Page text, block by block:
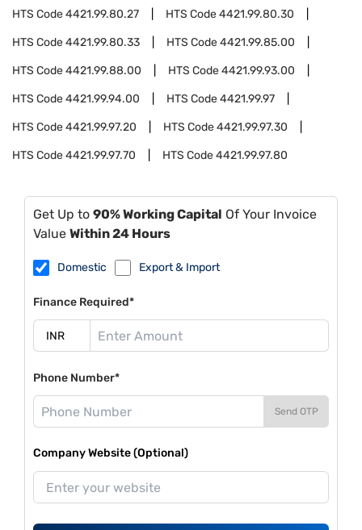
HTS Code4421.99.80.27 HTS Code4421.99.80.30
HTS Code4421.99.80.33 HTS Code4421.99.85.00
HTS Code4421.99.88.00 HTS Code4421.99.93.00
HTS Code4421.99.94.00 HTS Code4421.99.97
HTS Code4421.99.97.20 HTS Code4421.99.97.30
HTS Code4421.99.97.70 HTS Code4421.99.97.80
Get Up to 90% Working Capital Of Your Invoice
Value Within 24 Hours
Domestic Export & Import
Finance Required*
Phone Number*
Send OTP
Company Website (Optional)